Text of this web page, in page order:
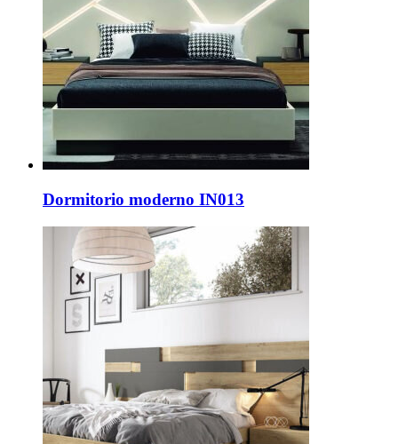
Dormitorio moderno IN013